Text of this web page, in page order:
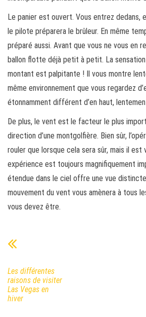
Le panier est ouvert. Vous entrez dedans,
le pilote préparera le brûleur. En même
préparé aussi. Avant que vous ne vous en
ballon flotte déjà petit à petit. La sensation
montant est palpitante ! Il vous montre
même environnement que vous regardez
étonnamment différent d’en haut,
De plus, le vent est le facteur le plus
direction d’une montgolfière. Bien sûr,
rouler que lorsque cela sera sûr, mais il est
expérience est toujours magnifiquement
étendue dans le ciel offre une vue
mouvement du vent vous amènera à tous
vous devez être.
Les différentes
raisons de visiter
Las Vegas en
hiver